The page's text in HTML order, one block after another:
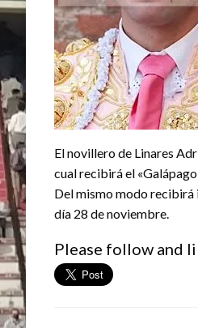
El novillero de Linares
cual recibirá el
Del mismo modo recibirá
día 28 de noviembre.
Please follow and